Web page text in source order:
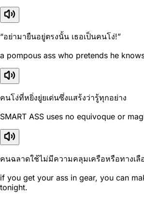
“อย่ามายืนอยู่ตรงนั้น เธอเป็นคนโง่!”
a pompous ass who pretends he
คนโง่ที่หยิ่งยู่ยเด่นซึ่งแสร้งว่ารู้ทุกอย่าง
SMART ASS uses no equivoque or
คนฉลาดใช้ไม่มีความคลุมเครือหรือทางเ
if you get your ass in gear, you can
tonight.